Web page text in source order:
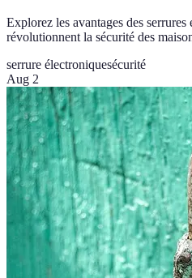
Explorez les avantages des
révolutionnent la sécurité des
serrure électroniquesécurité
Aug 2